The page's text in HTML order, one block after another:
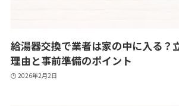
給湯器交換で業者は家の中に入る？
理由と事前準備のポイント
2026年2月2日